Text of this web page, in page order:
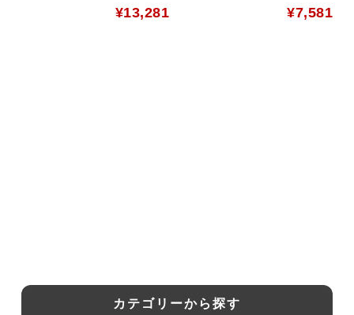
カテゴリーから探す
¥13,281 ¥7,581